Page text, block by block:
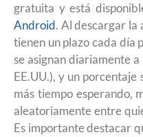
gratuita y está
Android. Al descargar la
tienen un plazo cada día
se asignan diariamente
EE.UU.), y un
más tiempo esperando,
aleatoriamente entre
Es importante destacar